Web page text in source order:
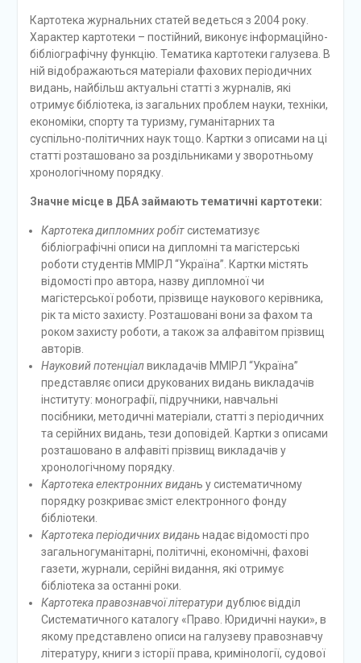
Картотека журнальних статей ведеться з 2004 року.
Характер картотеки – постійний, виконує інформаційно-
бібліографічну функцію. Тематика картотеки галузева. В
ній відображаються матеріали фахових періодичних
видань, найбільш актуальні статті з журналів, які
отримує бібліотека, із загальних проблем науки, техніки,
економіки, спорту та туризму, гуманітарних та
суспільно-політичних наук тощо. Картки з описами на ці
статті розташовано за роздільниками у зворотньому
хронологічному порядку.
Значне місце в ДБА займають тематичні картотеки:
Картотека дипломних робітсистематизує
бібліографічні описи на дипломні та магістерські
роботи студентів ММІРЛ “Україна”. Картки містять
відомості про автора, назву дипломної чи
магістерської роботи, прізвище наукового керівника,
рік та місто захисту. Розташовані вони за фахом та
роком захисту роботи, а також за алфавітом прізвищ
авторів.
Науковий потенціалвикладачів ММІРЛ “Україна”
представляє описи друкованих видань викладачів
інституту: монографії, підручники, навчальні
посібники, методичні матеріали, статті з періодичних
та серійних видань, тези доповідей. Картки з описами
розташовано в алфавіті прізвищ викладачів у
хронологічному порядку.
Картотека електронних видань у систематичному
порядку розкриває зміст електронного фонду
бібліотеки.
Картотека періодичних виданьнадає відомості про
загальногуманітарні, політичні, економічні, фахові
газети, журнали, серійні видання, які отримує
бібліотека за останні роки.
Картотека правознавчої літератури дублює відділ
Систематичного каталогу «Право. Юридичні науки», в
якому представлено описи на галузеву правознавчу
літературу, книги з історії права, кримінології, судової